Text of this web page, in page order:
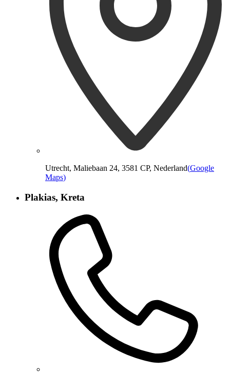
Utrecht, Maliebaan 24, 3581 CP, Nederland(Google
Maps)
Plakias, Kreta